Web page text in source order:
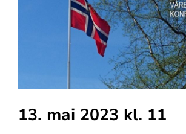
13. mai 2023 kl. 11